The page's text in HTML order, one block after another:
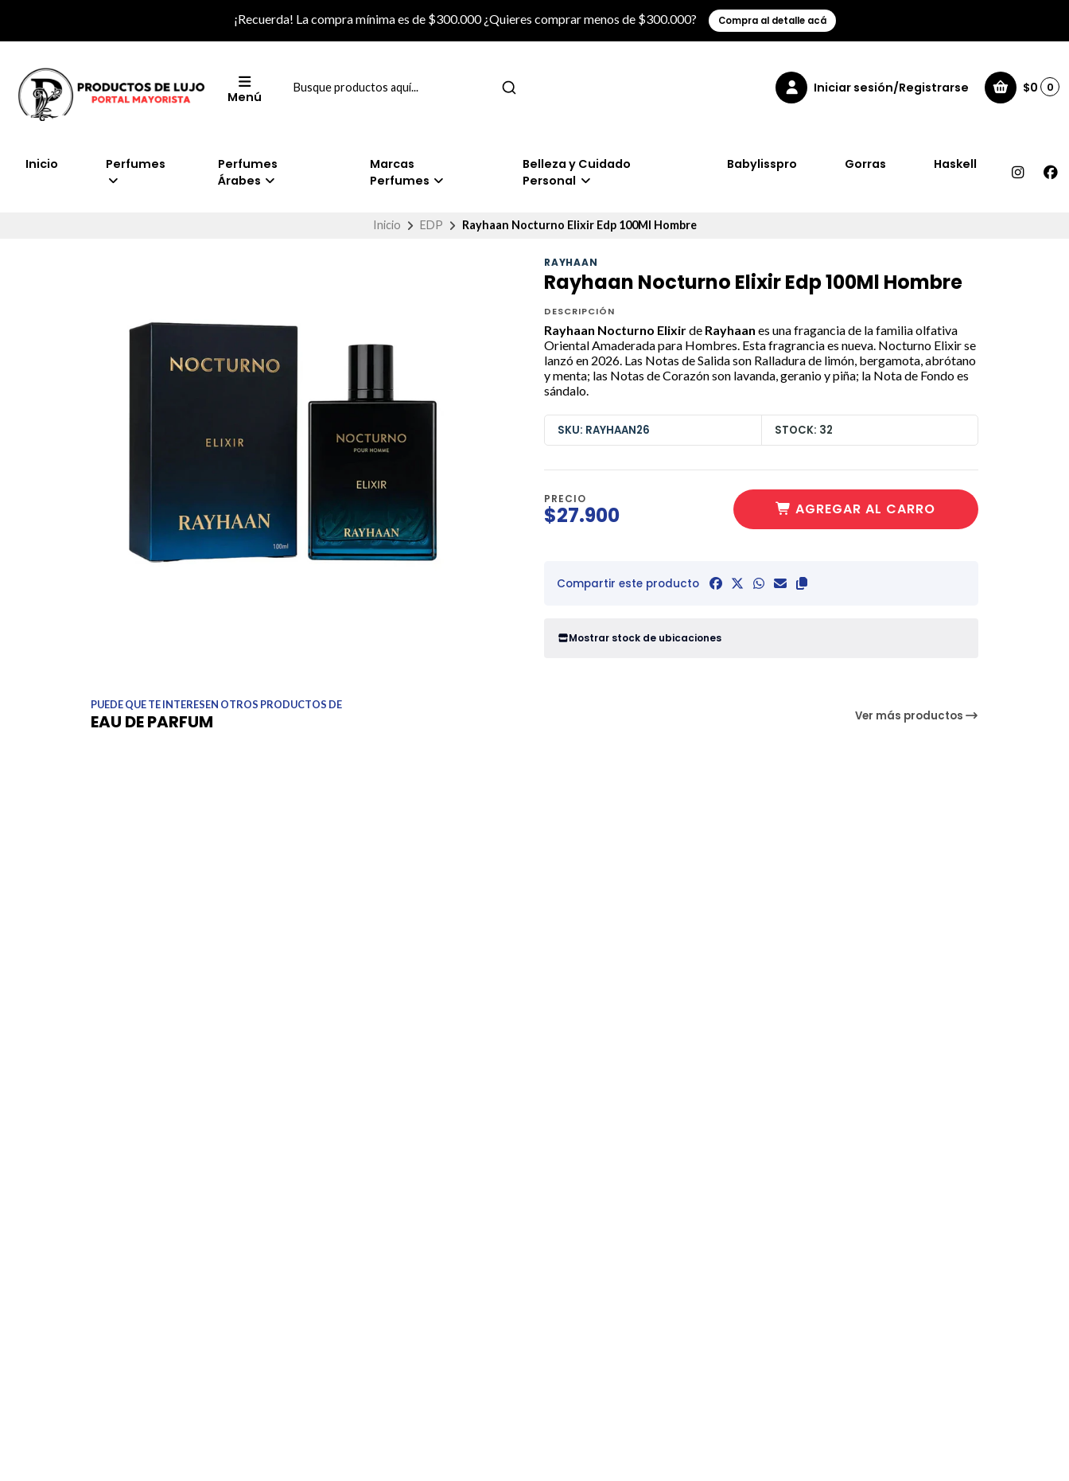
¡Recuerda! La compra mínima es de $300.000 ¿Quieres comprar menos de $300.000? Compra al detalle acá
Menú
Iniciar sesión/Registrarse $0 0
Inicio Perfumes
Perfumes
Árabes
Marcas
Perfumes
Belleza y Cuidado
Personal
Babylisspro Gorras Haskell
Inicio EDP Rayhaan Nocturno Elixir Edp 100Ml Hombre
RAYHAAN
Rayhaan Nocturno Elixir Edp 100Ml Hombre
DESCRIPCIÓN
Rayhaan Nocturno Elixirde Rayhaan es una fragancia de la familia olfativa
Oriental Amaderada para Hombres. Esta fragrancia es nueva. Nocturno Elixir se
lanzó en 2026. Las Notas de Salida son Ralladura de limón, bergamota, abrótano
y menta; las Notas de Corazón son lavanda, geranio y piña; la Nota de Fondo es
sándalo.
SKU: RAYHAAN26 STOCK: 32
PRECIO
$27.900 AGREGAR AL CARRO
Compartir este producto
Mostrar stock de ubicaciones
PUEDE QUE TE INTERESEN OTROS PRODUCTOS DE
EAU DE PARFUM Ver más productos